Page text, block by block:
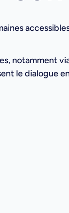
notamment
le dialogue